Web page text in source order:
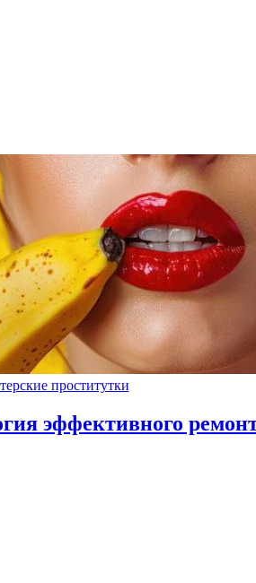
проститутки
эффективного